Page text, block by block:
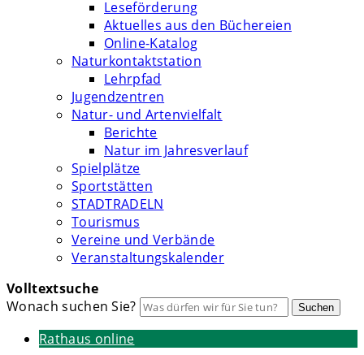
Leseförderung
Aktuelles aus den Büchereien
Online-Katalog
Naturkontaktstation
Lehrpfad
Jugendzentren
Natur- und Artenvielfalt
Berichte
Natur im Jahresverlauf
Spielplätze
Sportstätten
STADTRADELN
Tourismus
Vereine und Verbände
Veranstaltungskalender
Volltextsuche
Wonach suchen Sie?
Suchen
Rathaus online